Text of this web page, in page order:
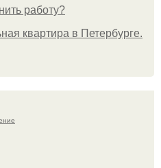
работу?
квартира в Петербурге.